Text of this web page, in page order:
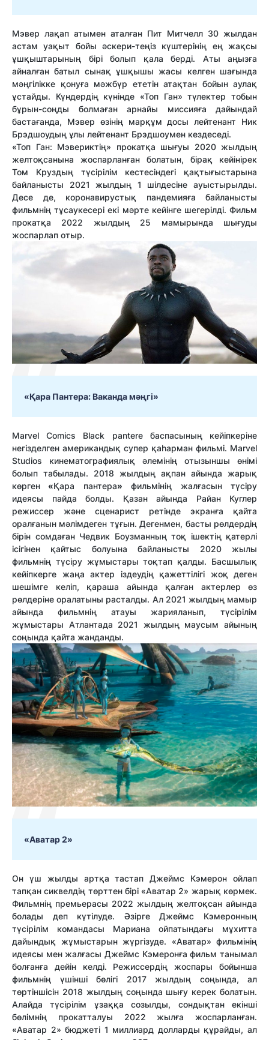
Мэвер лақап атымен аталған Пит Митчелл 30 жылдан
астам уақыт бойы әскери-теңіз күштерінің ең жақсы
ұшқыштарының бірі болып қала берді. Аты аңызға
айналған батыл сынақ ұшқышы жасы келген шағында
мәңгілікке қонуға мәжбүр ететін атақтан бойын аулақ
ұстайды. Күндердің күнінде «Топ Ган» түлектер тобын
бұрын-соңды болмаған арнайы миссияға дайындай
бастағанда, Мэвер өзінің марқұм досы лейтенант Ник
Брэдшоудың ұлы лейтенант Брэдшоумен кездеседі.
«Топ Ган: Мэвериктің» прокатқа шығуы 2020 жылдың
желтоқсанына жоспарланған болатын, бірақ кейінірек
Том Круздың түсірілім кестесіндегі қақтығыстарына
байланысты 2021 жылдың 1 шілдесіне ауыстырылды.
Десе де, коронавирустық пандемияға байланысты
фильмнің тұсаукесері екі мәрте кейінге шегерілді. Фильм
прокатқа 2022 жылдың 25 мамырында шығуды
жоспарлап отыр.
«Қара Пантера: Ваканда мәңгі»
Marvel Comics Black pantere баспасының кейіпкеріне
негізделген американдық супер қаһарман фильмі. Marvel
Studios кинематографиялық әлемінің отызыншы өнімі
болып табылады. 2018 жылдың ақпан айында жарық
көрген «Қара пантера» фильмінің жалғасын түсіру
идеясы пайда болды. Қазан айында Райан Куглер
режиссер және сценарист ретінде экранға қайта
оралғанын мәлімдеген тұғын. Дегенмен, басты рөлдердің
бірін сомдаған Чедвик Боузманның тоқ ішектің қатерлі
ісігінен қайтыс болуына байланысты 2020 жылы
фильмнің түсіру жұмыстары тоқтап қалды. Басшылық
кейіпкерге жаңа актер іздеудің қажеттілігі жоқ деген
шешімге келіп, қараша айында қалған актерлер өз
рөлдеріне оралатыны расталды. Ал 2021 жылдың мамыр
айында фильмнің атауы жарияланып, түсірілім
жұмыстары Атлантада 2021 жылдың маусым айының
соңында қайта жанданды.
«Аватар 2»
Он үш жылды артқа тастап Джеймс Кэмерон ойлап
тапқан сиквелдің төрттен бірі «Аватар 2» жарық көрмек.
Фильмнің премьерасы 2022 жылдың желтоқсан айында
болады деп күтілуде. Әзірге Джеймс Кэмеронның
түсірілім командасы Мариана ойпатындағы мұхитта
дайындық жұмыстарын жүргізуде. «Аватар» фильмінің
идеясы мен жалғасы Джеймс Кэмеронға фильм танымал
болғанға дейін келді. Режиссердің жоспары бойынша
фильмнің үшінші бөлігі 2017 жылдың соңында, ал
төртіншісін 2018 жылдың соңында шығу керек болатын.
Алайда түсірілім ұзаққа созылды, сондықтан екінші
бөлімнің прокатталуы 2022 жылға жоспарланған.
«Аватар 2» бюджеті 1 миллиард долларды құрайды, ал